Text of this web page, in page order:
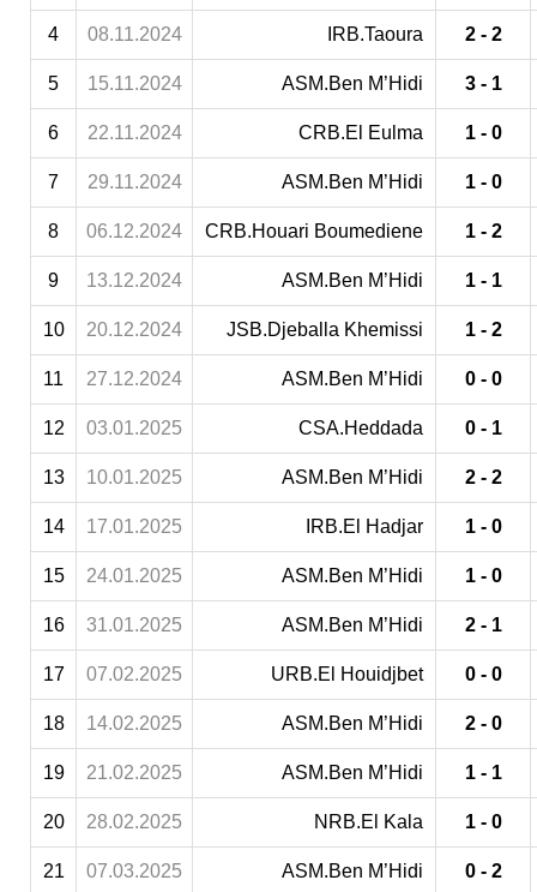
4 08.11.2024 IRB.Taoura 2 - 2
5 15.11.2024 ASM.Ben M’Hidi 3 - 1
6 22.11.2024 CRB.El Eulma 1 - 0
7 29.11.2024 ASM.Ben M’Hidi 1 - 0
8 06.12.2024 CRB.Houari Boumediene 1 - 2
9 13.12.2024 ASM.Ben M’Hidi 1 - 1
10 20.12.2024 JSB.Djeballa Khemissi 1 - 2
11 27.12.2024 ASM.Ben M’Hidi 0 - 0
12 03.01.2025 CSA.Heddada 0 - 1
13 10.01.2025 ASM.Ben M’Hidi 2 - 2
14 17.01.2025 IRB.El Hadjar 1 - 0
15 24.01.2025 ASM.Ben M’Hidi 1 - 0
16 31.01.2025 ASM.Ben M’Hidi 2 - 1
17 07.02.2025 URB.El Houidjbet 0 - 0
18 14.02.2025 ASM.Ben M’Hidi 2 - 0
19 21.02.2025 ASM.Ben M’Hidi 1 - 1
20 28.02.2025 NRB.El Kala 1 - 0
21 07.03.2025 ASM.Ben M’Hidi 0 - 2